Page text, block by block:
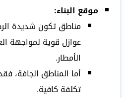
موقع البناء:
مناطق تكون شديدة
عوازل قوية لمواجهة
الأمطار.
أما المناطق الجافة،
تكلفة كافية.